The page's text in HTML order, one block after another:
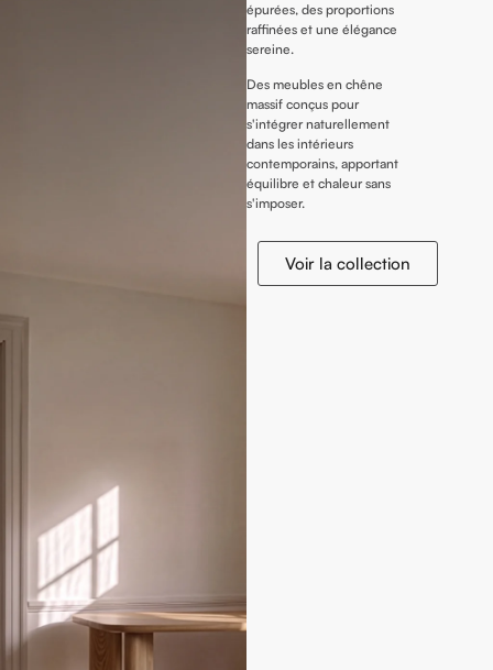
épurées, des proportions
raffinées et une élégance
sereine.
Des meubles en chêne
massif conçus pour
s'intégrer naturellement
dans les intérieurs
contemporains, apportant
équilibre et chaleur sans
s'imposer.
Voir la collection